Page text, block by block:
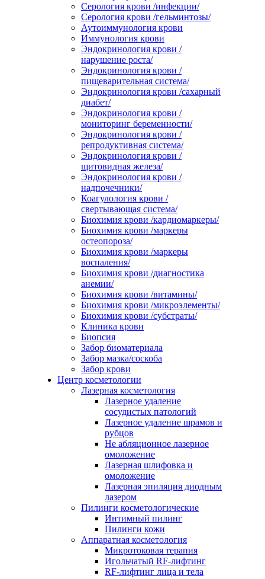
Серология крови /инфекции/
Серология крови /гельминтозы/
Аутоиммунология крови
Иммунология крови
Эндокринология крови /
нарушение роста/
Эндокринология крови /
пищеварительная система/
Эндокринология крови /сахарный
диабет/
Эндокринология крови /
мониторинг беременности/
Эндокринология крови /
репродуктивная система/
Эндокринология крови /
щитовидная железа/
Эндокринология крови /
надпочечники/
Коагулология крови /
свертывающая система/
Биохимия крови /кардиомаркеры/
Биохимия крови /маркеры
остеопороза/
Биохимия крови /маркеры
воспаления/
Биохимия крови /диагностика
анемии/
Биохимия крови /витамины/
Биохимия крови /микроэлементы/
Биохимия крови /субстраты/
Клиника крови
Биопсия
Забор биоматериала
Забор мазка/соскоба
Забор крови
Центр косметологии
Лазерная косметология
Лазерное удаление
сосудистых патологий
Лазерное удаление шрамов и
рубцов
Не абляционное лазерное
омоложение
Лазерная шлифовка и
омоложение
Лазерная эпиляция диодным
лазером
Пилинги косметологические
Интимный пилинг
Пилинги кожи
Аппаратная косметология
Микротоковая терапия
Игольчатый RF-лифтинг
RF-лифтинг лица и тела